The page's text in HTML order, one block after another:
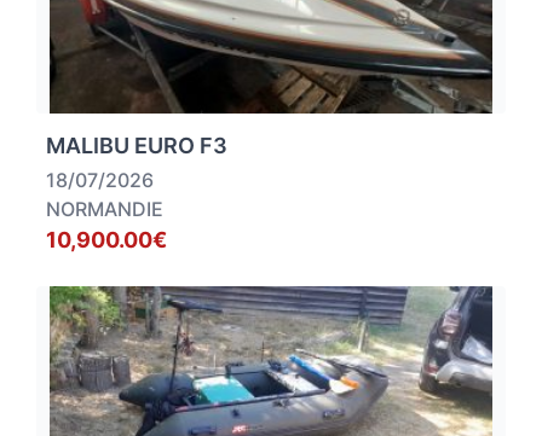
MALIBU EURO F3
18/07/2026
NORMANDIE
10,900.00€